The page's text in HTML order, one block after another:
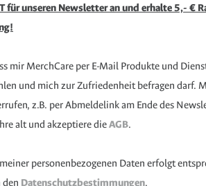
für unseren Newsletter an und erhalte 5,- €
mir MerchCare per E-Mail Produkte und
und mich zur Zufriedenheit befragen darf.
z.B. per Abmeldelink am Ende des
alt und akzeptiere dieAGB.
personenbezogenen Daten erfolgt
Datenschutzbestimmungen.